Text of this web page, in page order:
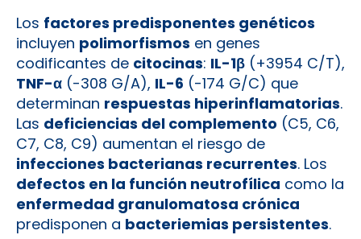
Los factores predisponentes genéticos
incluyen polimorfismos en genes
codificantes de citocinas: IL-1β (+3954 C/T),
TNF-α (-308 G/A), IL-6 (-174 G/C) que
determinan respuestas hiperinflamatorias.
Las deficiencias del complemento (C5, C6,
C7, C8, C9) aumentan el riesgo de
infecciones bacterianas recurrentes. Los
defectos en la función neutrofílica como la
enfermedad granulomatosa crónica
predisponen a bacteriemias persistentes.